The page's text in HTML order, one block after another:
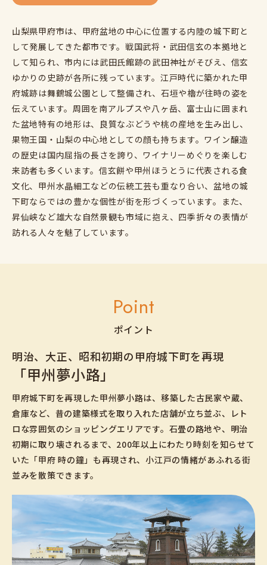
山梨県甲府市は、甲府盆地の中心に位置する内陸の城下町と
して発展してきた都市です。戦国武将・武田信玄の本拠地と
して知られ、市内には武田氏館跡の武田神社がそびえ、信玄
ゆかりの史跡が各所に残っています。江戸時代に築かれた甲
府城跡は舞鶴城公園として整備され、石垣や櫓が往時の姿を
伝えています。周囲を南アルプスや八ヶ岳、富士山に囲まれ
た盆地特有の地形は、良質なぶどうや桃の産地を生み出し、
果物王国・山梨の中心地としての顔も持ちます。ワイン醸造
の歴史は国内屈指の長さを誇り、ワイナリーめぐりを楽しむ
来訪者も多くいます。信玄餅や甲州ほうとうに代表される食
文化、甲州水晶細工などの伝統工芸も重なり合い、盆地の城
下町ならではの豊かな個性が街を形づくっています。また、
昇仙峡など雄大な自然景観も市域に抱え、四季折々の表情が
訪れる人々を魅了しています。
Point
ポイント
明治、大正、昭和初期の甲府城下町を再現
「甲州夢小路」
甲府城下町を再現した甲州夢小路は、移築した古民家や蔵、
倉庫など、昔の建築様式を取り入れた店舗が立ち並ぶ、レト
ロな雰囲気のショッピングエリアです。石畳の路地や、明治
初期に取り壊されるまで、200年以上にわたり時刻を知らせて
いた「甲府 時の鐘」も再現され、小江戸の情緒があふれる街
並みを散策できます。